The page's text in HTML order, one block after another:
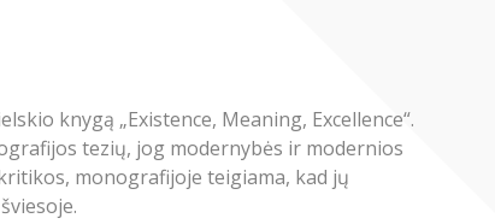
knygą „Existence, Meaning, Excellence“.
tezių, jog modernybės ir modernios
monografijoje teigiama, kad jų